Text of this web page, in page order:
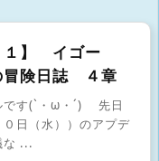
１】 イゴー
冒険日誌 ４章
です(`・ω・´) 先日
０日（水））のアプデ
な ...